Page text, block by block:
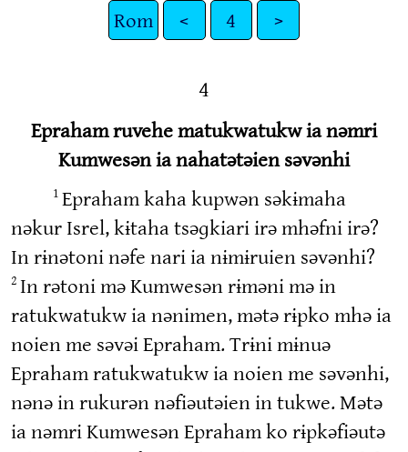
Rom < 4 >
4
Epraham ruvehe matukwatukw ia nəmri
Kumwesən ia nahatətəien səvənhi
1 Epraham kaha kupwən səkɨmaha
nəkur Isrel, kɨtaha tsəɡkiari irə mhəfni irə?
In rɨnətoni nəfe nari ia nɨmɨruien səvənhi?
2 In rətoni mə Kumwesən rɨməni mə in
ratukwatukw ia nənimen, mətə rɨpko mhə ia
noien me səvəi Epraham. Trɨni mɨnuə
Epraham ratukwatukw ia noien me səvənhi,
nənə in rukurən nəfiəutəien in tukwe. Mətə
ia nəmri Kumwesən Epraham ko rɨpkəfiəutə